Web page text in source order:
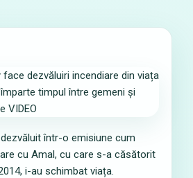
într-o emisiune cum
cu Amal, cu care s-a căsătorit
i-au schimbat viața.